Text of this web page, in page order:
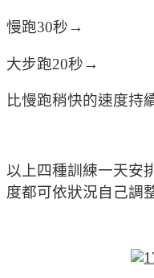
慢跑30秒→
大步跑20秒→
比慢跑稍快的速度持
以上四種訓練一天安
度都可依狀況自己調